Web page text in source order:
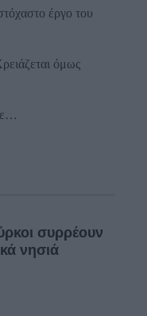
έργο του
όμως
συρρέουν
νησιά